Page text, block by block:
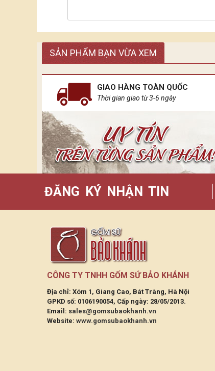
SẢN PHẨM BẠN VỪA XEM
GIAO HÀNG TOÀN QUỐC
Thời gian giao từ 3-6 ngày
ĐĂNG KÝ NHẬN TIN
CÔNG TY TNHH GỐM SỨ BẢO KHÁNH
Địa chỉ: Xóm 1, Giang Cao, Bát Tràng, Hà Nội
GPKD số: 0106190054, Cấp ngày: 28/05/2013.
Email: sales@gomsubaokhanh.vn
Website: www.gomsubaokhanh.vn